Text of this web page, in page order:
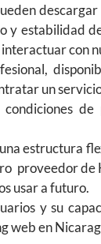
estabilidad
con
un
estructura
proveedor de
usar a futuro.
y su
web en